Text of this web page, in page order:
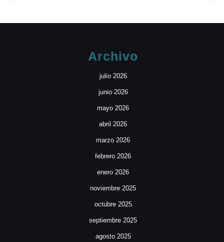
Archivo
julio 2026
junio 2026
mayo 2026
abril 2026
marzo 2026
febrero 2026
enero 2026
noviembre 2025
octubre 2025
septiembre 2025
agosto 2025